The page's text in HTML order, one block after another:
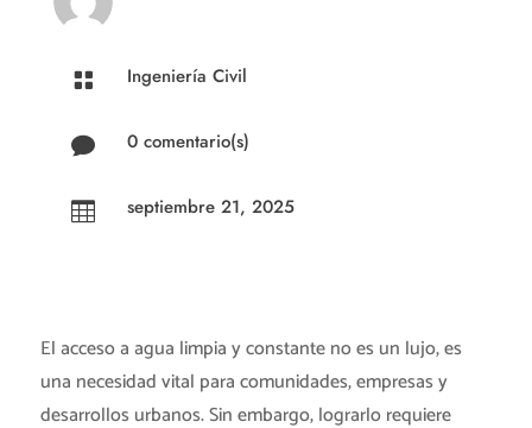
 Ingeniería Civil
 0 comentario(s)
 septiembre 21, 2025
El acceso a agua limpia y constante no es un lujo, es
una necesidad vital para comunidades, empresas y
desarrollos urbanos. Sin embargo, lograrlo requiere